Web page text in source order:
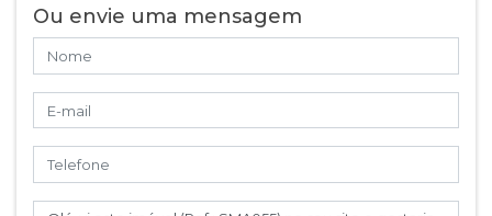
Ou envie uma mensagem